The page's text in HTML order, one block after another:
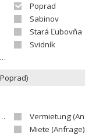
Poprad
Sabinov
Stará Ľubovňa
Svidník
Vermietung (Angebot)
Miete (Anfrage)